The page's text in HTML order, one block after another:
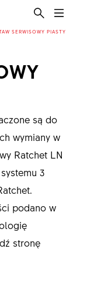
SERWISOWY PIASTY
są do
wymiany w
Ratchet LN
3
podano w
stronę